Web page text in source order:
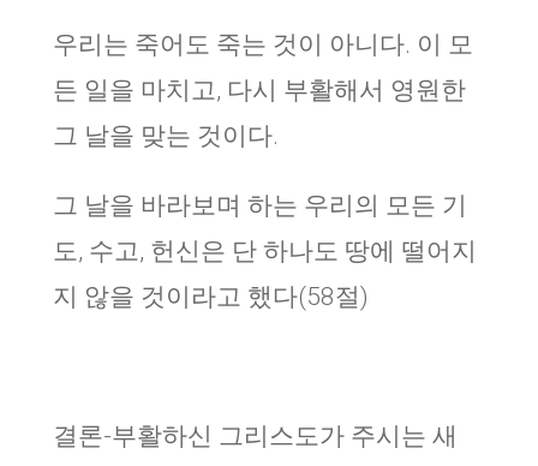
우리는 죽어도 죽는 것이 아니다. 이 모
든 일을 마치고, 다시 부활해서 영원한
그 날을 맞는 것이다.
그 날을 바라보며 하는 우리의 모든 기
도, 수고, 헌신은 단 하나도 땅에 떨어지
지 않을 것이라고 했다(58절)
결론-부활하신 그리스도가 주시는 새